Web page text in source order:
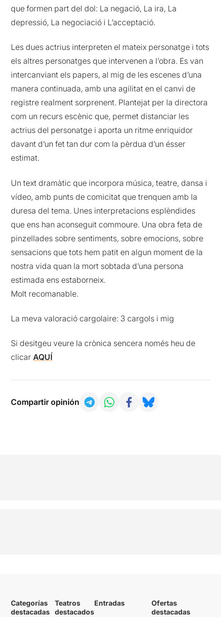
que formen part del dol: La negació, La ira, La
depressió, La negociació i L’acceptació.
Les dues actrius interpreten el mateix personatge i tots
els altres personatges que intervenen a l’obra. Es van
intercanviant els papers, al mig de les escenes d’una
manera continuada, amb una agilitat en el canvi de
registre realment sorprenent. Plantejat per la directora
com un recurs escènic que, permet distanciar les
actrius del personatge i aporta un ritme enriquidor
davant d’un fet tan dur com la pèrdua d’un ésser
estimat.
Un text dramàtic que incorpora música, teatre, dansa i
vídeo, amb punts de comicitat que trenquen amb la
duresa del tema. Unes interpretacions esplèndides
que ens han aconseguit commoure. Una obra feta de
pinzellades sobre sentiments, sobre emocions, sobre
sensacions que tots hem patit en algun moment de la
nostra vida quan la mort sobtada d’una persona
estimada ens estaborneix.
Molt recomanable.
La meva valoració cargolaire: 3 cargols i mig
Si desitgeu veure la crònica sencera només heu de
clicarAQUÍ
Compartir opinión
Categorías
destacadas
Teatros
destacados
Entradas
Ofertas
destacadas